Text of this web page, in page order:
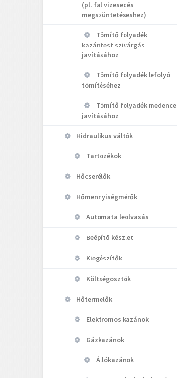
(pl. fal vizesedés
megszüntetéseshez)
Tömítő folyadék
kazántest szivárgás
javításához
Tömítő folyadék lefolyó
tömítéséhez
Tömítő folyadék medence
javításához
Hidraulikus váltók
Tartozékok
Hőcserélők
Hőmennyiségmérők
Automata leolvasás
Beépítő készlet
Kiegészítők
Költségosztók
Hőtermelők
Elektromos kazánok
Gázkazánok
Állókazánok